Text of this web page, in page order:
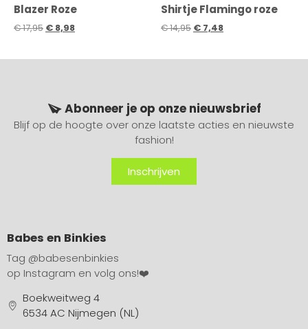
Blazer Roze
€17,95 € 8,98
Shirtje Flamingo roze
€14,95 € 7,48
Abonneer je op onze nieuwsbrief
Blijf op de hoogte over onze laatste acties en nieuwste
fashion!
Inschrijven
Babes en Binkies
Tag @babesenbinkies
op Instagram en volg ons!❤️
Boekweitweg 4
6534 AC Nijmegen (NL)